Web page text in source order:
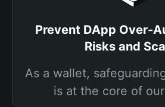
Prevent DApp Over-
Risks and
As a wallet,
is at the core of